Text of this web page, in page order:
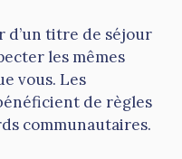
titre de séjour
les mêmes
vous. Les
de règles
communautaires.